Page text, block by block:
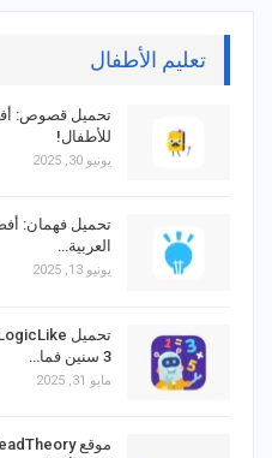
تعليم الأطفال
تحميل قصوص:
للأطفال!
يونيو 30, 2025
تحميل فهمان:
العربية…
يونيو 13, 2025
3 سنين فما…
مايو 31, 2025